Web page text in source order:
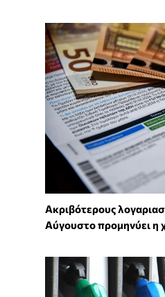
Ακριβότερους
Αύγουστο προμηνύει η